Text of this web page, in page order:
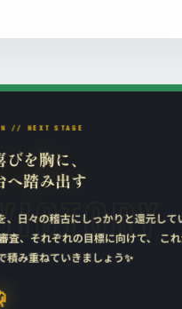
// NEXT STAGE
を胸に、
へ踏み出す
、日々の稽古にしっかりと還元して
査、それぞれの目標に向けて、 こ
積み重ねていきましょう✨️